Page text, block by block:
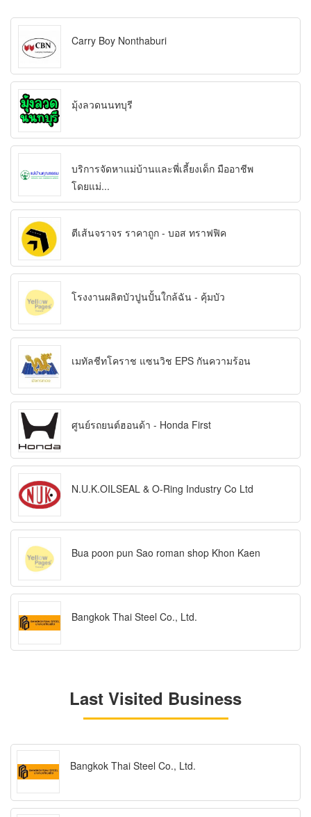
Carry Boy Nonthaburi
มุ้งลวดนนทบุรี
บริการจัดหาแม่บ้านและพี่เลี้ยงเด็ก มืออาชีพ
โดยแม่...
ตีเส้นจราจร ราคาถูก - บอส ทราฟฟิค
โรงงานผลิตบัวปูนปั้นใกล้ฉัน - คุ้มบัว
เมทัลชีทโคราช แซนวิช EPS กันความร้อน
ศูนย์รถยนต์ฮอนด้า - Honda First
N.U.K.OILSEAL & O-Ring Industry Co Ltd
Bua poon pun Sao roman shop Khon Kaen
Bangkok Thai Steel Co., Ltd.
Last Visited Business
Bangkok Thai Steel Co., Ltd.